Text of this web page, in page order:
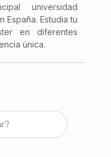
universidad
Estudia tu
en diferentes
única.